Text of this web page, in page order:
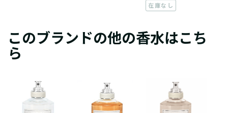
在庫なし
このブランドの他の香水はこち
ら